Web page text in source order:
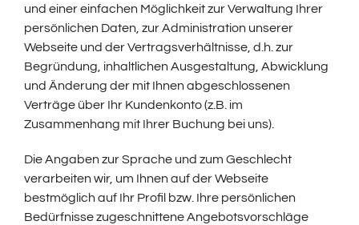
und einer einfachen Möglichkeit zur Verwaltung Ihrer
persönlichen Daten, zur Administration unserer
Webseite und der Vertragsverhältnisse, d.h. zur
Begründung, inhaltlichen Ausgestaltung, Abwicklung
und Änderung der mit Ihnen abgeschlossenen
Verträge über Ihr Kundenkonto (z.B. im
Zusammenhang mit Ihrer Buchung bei uns).
Die Angaben zur Sprache und zum Geschlecht
verarbeiten wir, um Ihnen auf der Webseite
bestmöglich auf Ihr Profil bzw. Ihre persönlichen
Bedürfnisse zugeschnittene Angebotsvorschläge